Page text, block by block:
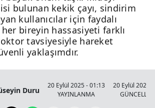
bulunan kekik çayı, sindirim
kullanıcılar için faydalı
bireyin hassasiyeti farklı
tavsiyesiyle hareket
yaklaşımdır.
Duru
20 Eylül 2025 - 01:13
YAYINLANMA
20 Eylül 2025